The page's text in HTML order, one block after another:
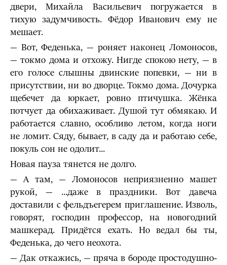
двери, Михайла Васильевич погружается в
тихую задумчивость. Фёдор Иванович ему не
мешает.
— Вот, Феденька, — роняет наконец Ломоносов,
— токмо дома и отхожу. Нигде спокою нету, — в
его голосе слышны двинские попевки, — ни в
присутствии, ни во дворце. Токмо дома. Дочурка
щебечет да юркает, ровно птичушка. Жёнка
потчует да обихаживает. Душой тут обмякаю. И
работается славно, особливо летом, когда ноги
не ломит. Сяду, бывает, в саду да и работаю себе,
покуль сон не одолит...
Новая пауза тянется не долго.
— А там, — Ломоносов неприязненно машет
рукой, — ...даже в праздники. Вот давеча
доставили с фельдъегерем приглашение. Изволь,
говорят, господин профессор, на новогодний
машкерад. Придётся ехать. Но ведал бы ты,
Феденька, до чего неохота.
— Дак откажись, — пряча в бороде простодушно-